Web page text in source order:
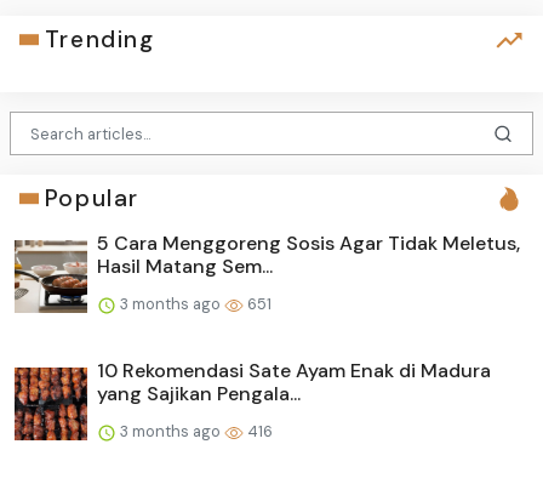
Trending
Popular
5 Cara Menggoreng Sosis Agar Tidak Meletus,
Hasil Matang Sem...
3 months ago 651
10 Rekomendasi Sate Ayam Enak di Madura
yang Sajikan Pengala...
3 months ago 416